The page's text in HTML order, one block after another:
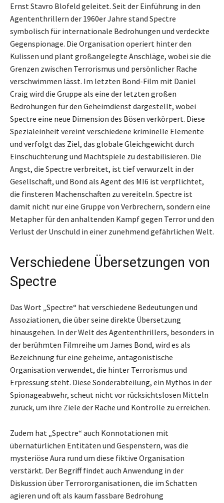
Ernst Stavro Blofeld geleitet. Seit der Einführung in den
Agententhrillern der 1960er Jahre stand Spectre
symbolisch für internationale Bedrohungen und verdeckte
Gegenspionage. Die Organisation operiert hinter den
Kulissen und plant großangelegte Anschläge, wobei sie die
Grenzen zwischen Terrorismus und persönlicher Rache
verschwimmen lässt. Im letzten Bond-Film mit Daniel
Craig wird die Gruppe als eine der letzten großen
Bedrohungen für den Geheimdienst dargestellt, wobei
Spectre eine neue Dimension des Bösen verkörpert. Diese
Spezialeinheit vereint verschiedene kriminelle Elemente
und verfolgt das Ziel, das globale Gleichgewicht durch
Einschüchterung und Machtspiele zu destabilisieren. Die
Angst, die Spectre verbreitet, ist tief verwurzelt in der
Gesellschaft, und Bond als Agent des MI6 ist verpflichtet,
die finsteren Machenschaften zu vereiteln. Spectre ist
damit nicht nur eine Gruppe von Verbrechern, sondern eine
Metapher für den anhaltenden Kampf gegen Terror und den
Verlust der Unschuld in einer zunehmend gefährlichen Welt.
Verschiedene Übersetzungen von
Spectre
Das Wort „Spectre“ hat verschiedene Bedeutungen und
Assoziationen, die über seine direkte Übersetzung
hinausgehen. In der Welt des Agententhrillers, besonders in
der berühmten Filmreihe um James Bond, wird es als
Bezeichnung für eine geheime, antagonistische
Organisation verwendet, die hinter Terrorismus und
Erpressung steht. Diese Sonderabteilung, ein Mythos in der
Spionageabwehr, scheut nicht vor rücksichtslosen Mitteln
zurück, um ihre Ziele der Rache und Kontrolle zu erreichen.
Zudem hat „Spectre“ auch Konnotationen mit
übernatürlichen Entitäten und Gespenstern, was die
mysteriöse Aura rund um diese fiktive Organisation
verstärkt. Der Begriff findet auch Anwendung in der
Diskussion über Terrororganisationen, die im Schatten
agieren und oft als kaum fassbare Bedrohung